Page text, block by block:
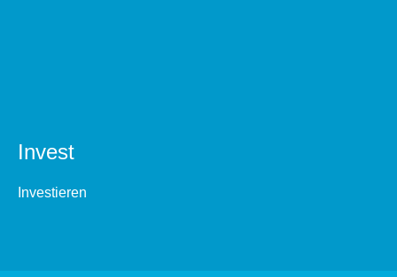
Invest
Investieren